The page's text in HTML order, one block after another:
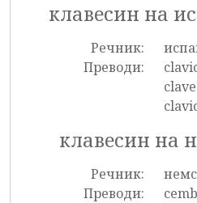
клавесин на
Речник:
Преводи:
клавесин на
Речник:
Преводи: